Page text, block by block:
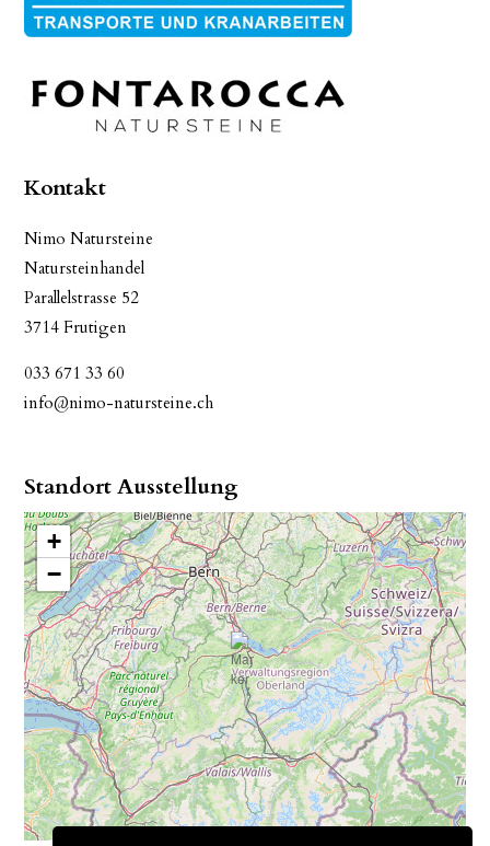
Kontakt
Nimo Natursteine
Natursteinhandel
Parallelstrasse 52
3714 Frutigen
033 671 33 60
info@nimo-natursteine.ch
Standort Ausstellung
+
−